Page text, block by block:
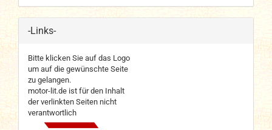
-Links-
Bitte klicken Sie auf das Logo
um auf die gewünschte Seite
zu gelangen.
motor-lit.de ist für den Inhalt
der verlinkten Seiten nicht
verantwortlich